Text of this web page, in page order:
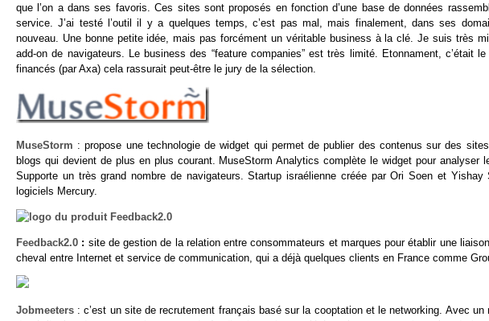
que l’on a dans ses favoris. Ces sites sont proposés en fonction d’une base de données
service. J’ai testé l’outil il y a quelques temps, c’est pas mal, mais finalement, dans ses
nouveau. Une bonne petite idée, mais pas forcément un véritable business à la clé. Je suis très
add-on de navigateurs. Le business des “feature companies” est très limité. Etonnament, c’était
financés (par Axa) cela rassurait peut-être le jury de la sélection.
MuseStorm : propose une technologie de widget qui permet de publier des contenus sur des
blogs qui devient de plus en plus courant. MuseStorm Analytics complète le widget pour analyser
Supporte un très grand nombre de navigateurs. Startup israélienne créée par Ori Soen et
logiciels Mercury.
Feedback2.0 : site de gestion de la relation entre consommateurs et marques pour établir une
cheval entre Internet et service de communication, qui a déjà quelques clients en France comme
Jobmeeters : c’est un site de recrutement français basé sur la cooptation et le networking. Avec